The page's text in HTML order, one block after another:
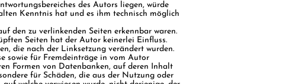
des Autors liegen, würde
Kenntnis hat und es ihm technisch möglich
den zu verlinkenden Seiten erkennbar waren.
Seiten hat der Autor keinerlei Einfluss.
die nach der Linksetzung verändert wurden.
sowie für Fremdeinträge in vom Autor
Formen von Datenbanken, auf deren Inhalt
für Schäden, die aus der Nutzung oder